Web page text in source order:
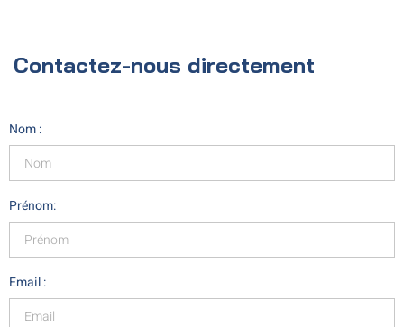
Contactez-nous directement
Nom :
Prénom:
Email :